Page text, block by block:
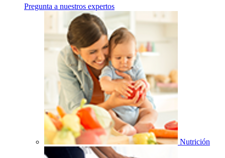
Pregunta a nuestros expertos
Nutrición